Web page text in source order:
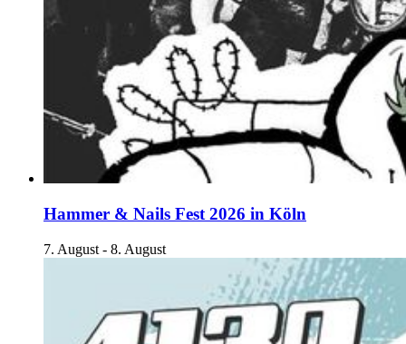
Hammer & Nails Fest 2026 in Köln
7. August - 8. August